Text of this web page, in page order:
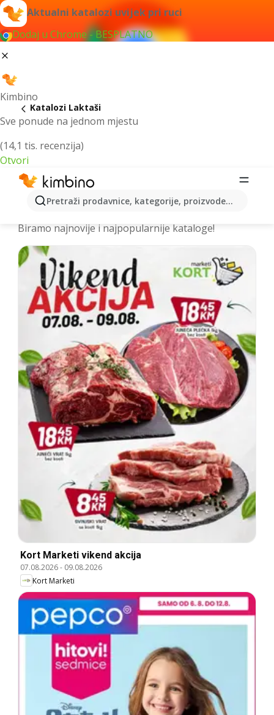
Aktualni katalozi uvijek pri ruci
Dodaj u Chrome - BESPLATNO
Kimbino
Sve ponude na jednom mjestu
(14,1 tis. recenzija)
Otvori
Pretraži prodavnice, kategorije, proizvode...
Katalozi Laktaši
Izdvojili smo za vas najbolje akcije za
Biramo najnovije i najpopularnije kataloge!
Kort Marketi vikend akcija
07.08.2026- 09.08.2026
Kort Marketi